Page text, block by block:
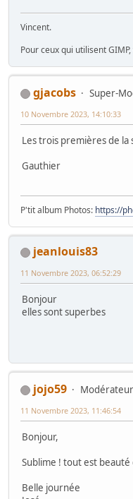
Vincent.
Pour ceux qui utilisent
gjacobs
Super-
10 Novembre 2023, 14:10:33
Les trois premières de
Gauthier
P'tit album Photos: https://
jeanlouis83
11 Novembre 2023, 06:52:29
Bonjour
elles sont superbes
jojo59
Modérateur
11 Novembre 2023, 11:46:54
Bonjour,
Sublime ! tout est beauté
Belle journée